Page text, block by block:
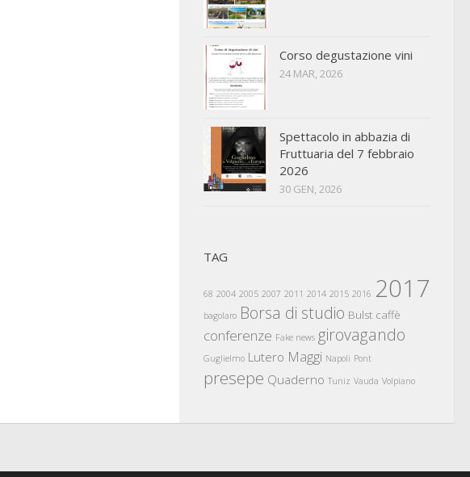
Corso degustazione vini
24 MAR, 2026
Spettacolo in abbazia di
Fruttuaria del 7 febbraio
2026
30 GEN, 2026
TAG
68 2004 2005 2007 2011 2014 2015 2016 2017
bagolaro Borsa di studio Bulst caffè
conferenze Fake news girovagando
Guglielmo Lutero Maggi Napoli Pont
presepe Quaderno Tuniz Vauda Volpiano